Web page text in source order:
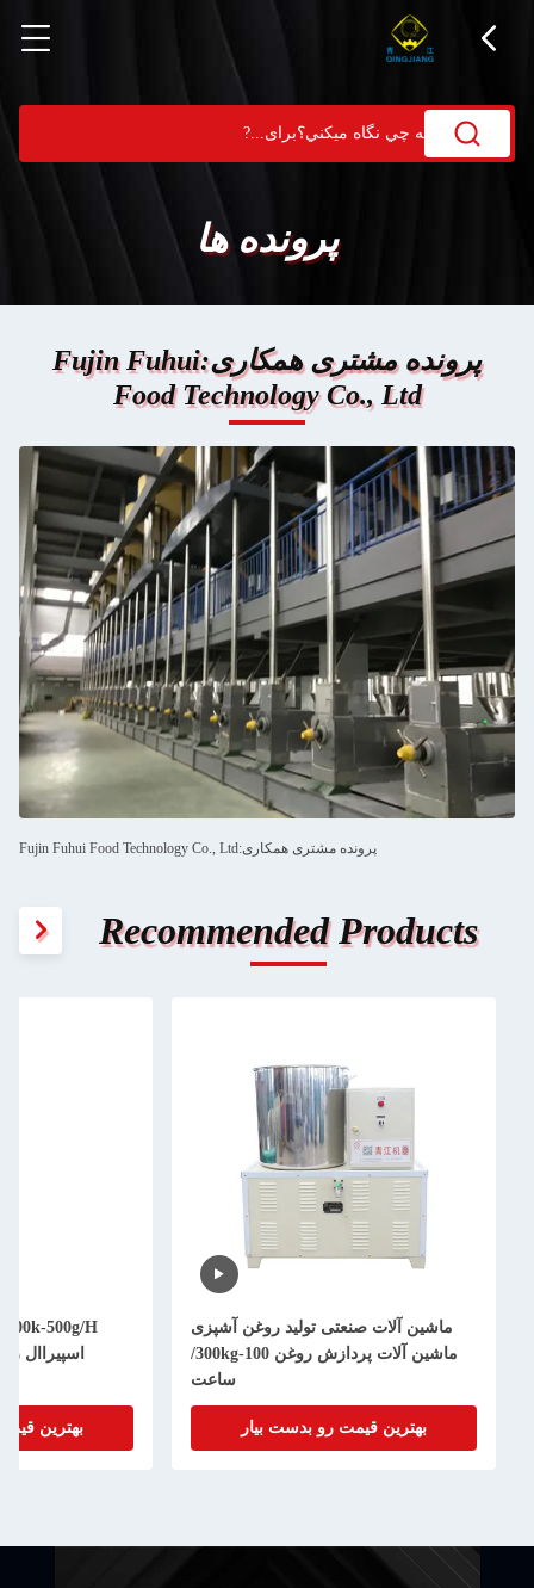
پرونده ها
پرونده مشتری همکاری:Fujin Fuhui
Food Technology Co., Ltd
پرونده مشتری همکاری:Fujin Fuhui Food Technology Co., Ltd
Recommended Products
ماشین آلات صنعتی تولید روغن آشپزی
ماشین آلات پردازش روغن 100-300kg/
ساعت
بهترین قیمت رو بدست بیار
اسپیراال
بهترین